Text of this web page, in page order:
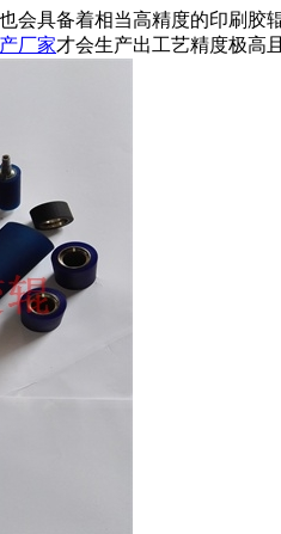
会具备着相当高精度的印刷
厂家才会生产出工艺精度极高